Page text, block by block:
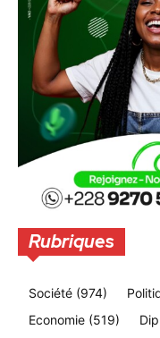
Rubriques
Société (974)
Economie (519)